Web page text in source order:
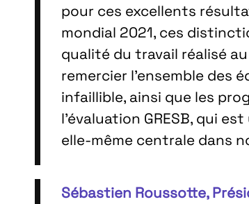
pour ces excellents
mondial 2021, ces
qualité du travail réalisé
remercier l’ensemble des
infaillible, ainsi que les
l’évaluation GRESB, qui
elle-même centrale dans
Sébastien Roussotte,